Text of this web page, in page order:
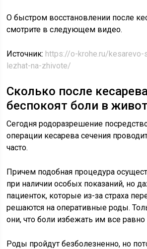
О быстром восстановлении после
смотрите в следующем видео.
Источник: https://o-krohe.ru/kesarevo-
lezhat-na-zhivote/
Сколько после
беспокоят боли в
Сегодня родоразрешение
операции кесарева сечения
часто.
Причем подобная процедура
при наличии особых показаний, но
пациенток, которые из-за страха
решаются на оперативные роды.
они, что боли избежать им все равно
Роды пройдут безболезненно, но